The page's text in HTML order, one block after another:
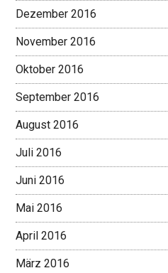
Dezember 2016
November 2016
Oktober 2016
September 2016
August 2016
Juli 2016
Juni 2016
Mai 2016
April 2016
März 2016